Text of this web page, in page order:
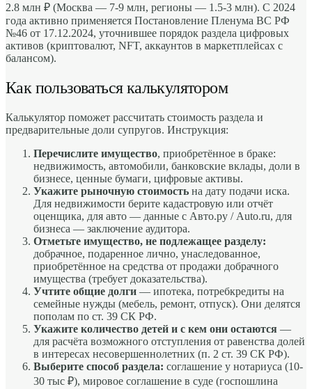
2.8 млн ₽ (Москва — 7-9 млн, регионы — 1.5-3 млн). С 2024
года активно применяется Постановление Пленума ВС РФ
№46 от 17.12.2024, уточнившее порядок раздела цифровых
активов (криптовалют, NFT, аккаунтов в маркетплейсах с
балансом).
Как пользоваться калькулятором
Калькулятор поможет рассчитать стоимость раздела и
предварительные доли супругов. Инструкция:
Перечислите имущество, приобретённое в браке:
недвижимость, автомобили, банковские вклады, доли в
бизнесе, ценные бумаги, цифровые активы.
Укажите рыночную стоимость на дату подачи иска.
Для недвижимости берите кадастровую или отчёт
оценщика, для авто — данные с Авто.ру / Auto.ru, для
бизнеса — заключение аудитора.
Отметьте имущество, не подлежащее разделу:
добрачное, подаренное лично, унаследованное,
приобретённое на средства от продажи добрачного
имущества (требует доказательства).
Учтите общие долги — ипотека, потребкредиты на
семейные нужды (мебель, ремонт, отпуск). Они делятся
пополам по ст. 39 СК РФ.
Укажите количество детей и с кем они остаются —
для расчёта возможного отступления от равенства долей
в интересах несовершеннолетних (п. 2 ст. 39 СК РФ).
Выберите способ раздела: соглашение у нотариуса (10-
30 тыс ₽), мировое соглашение в суде (госпошлина